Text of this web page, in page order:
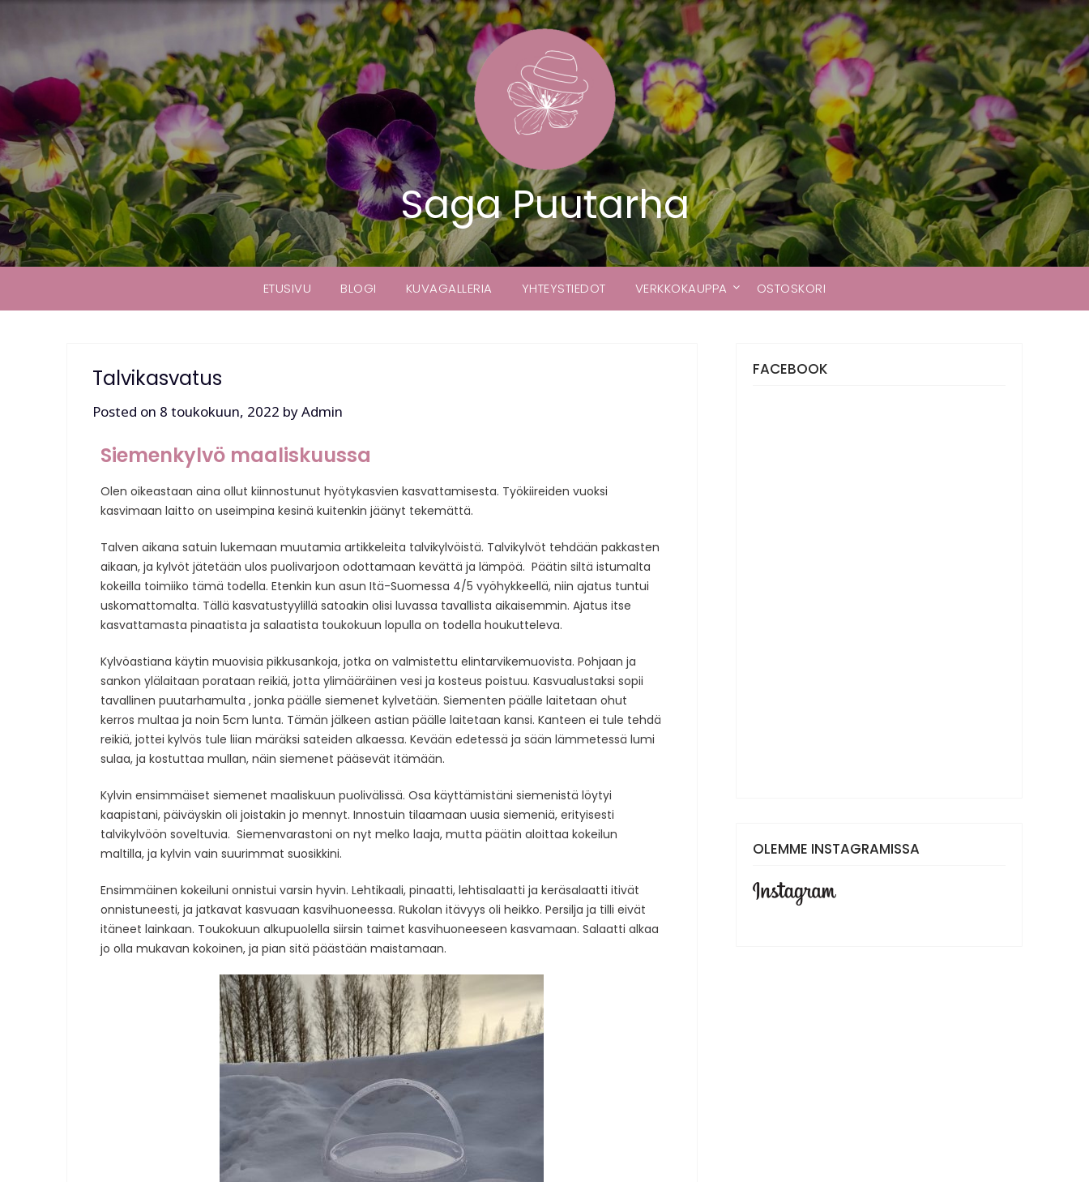
Saga Puutarha
ETUSIVU BLOGI KUVAGALLERIA YHTEYSTIEDOT VERKKOKAUPPA OSTOSKORI
Talvikasvatus
Posted on 8 toukokuun, 2022 byAdmin
Siemenkylvö maaliskuussa
Olen oikeastaan aina ollut kiinnostunut hyötykasvien kasvattamisesta. Työkiireiden vuoksi
kasvimaan laitto on useimpina kesinä kuitenkin jäänyt tekemättä.
Talven aikana satuin lukemaan muutamia artikkeleita talvikylvöistä. Talvikylvöt tehdään pakkasten
aikaan, ja kylvöt jätetään ulos puolivarjoon odottamaan kevättä ja lämpöä. Päätin siltä istumalta
kokeilla toimiiko tämä todella. Etenkin kun asun Itä-Suomessa 4/5 vyöhykkeellä, niin ajatus tuntui
uskomattomalta. Tällä kasvatustyylillä satoakin olisi luvassa tavallista aikaisemmin. Ajatus itse
kasvattamasta pinaatista ja salaatista toukokuun lopulla on todella houkutteleva.
Kylvöastiana käytin muovisia pikkusankoja, jotka on valmistettu elintarvikemuovista. Pohjaan ja
sankon ylälaitaan porataan reikiä, jotta ylimääräinen vesi ja kosteus poistuu. Kasvualustaksi sopii
tavallinen puutarhamulta , jonka päälle siemenet kylvetään. Siementen päälle laitetaan ohut
kerros multaa ja noin 5cm lunta. Tämän jälkeen astian päälle laitetaan kansi. Kanteen ei tule tehdä
reikiä, jottei kylvös tule liian märäksi sateiden alkaessa. Kevään edetessä ja sään lämmetessä lumi
sulaa, ja kostuttaa mullan, näin siemenet pääsevät itämään.
Kylvin ensimmäiset siemenet maaliskuun puolivälissä. Osa käyttämistäni siemenistä löytyi
kaapistani, päiväyskin oli joistakin jo mennyt. Innostuin tilaamaan uusia siemeniä, erityisesti
talvikylvöön soveltuvia. Siemenvarastoni on nyt melko laaja, mutta päätin aloittaa kokeilun
maltilla, ja kylvin vain suurimmat suosikkini.
Ensimmäinen kokeiluni onnistui varsin hyvin. Lehtikaali, pinaatti, lehtisalaatti ja keräsalaatti itivät
onnistuneesti, ja jatkavat kasvuaan kasvihuoneessa. Rukolan itävyys oli heikko. Persilja ja tilli eivät
itäneet lainkaan. Toukokuun alkupuolella siirsin taimet kasvihuoneeseen kasvamaan. Salaatti alkaa
jo olla mukavan kokoinen, ja pian sitä päästään maistamaan.
FACEBOOK
OLEMME INSTAGRAMISSA